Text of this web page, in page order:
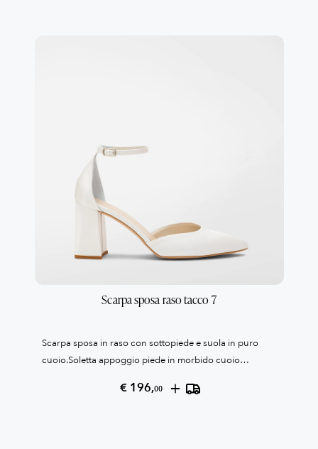
Scarpa sposa raso tacco 7
Scarpa sposa in raso con sottopiede e suola in puro
cuoio.Soletta appoggio piede in morbido cuoio
caviglia.Suola antiscivoloCollezione Patrizia
€ 196,00 +